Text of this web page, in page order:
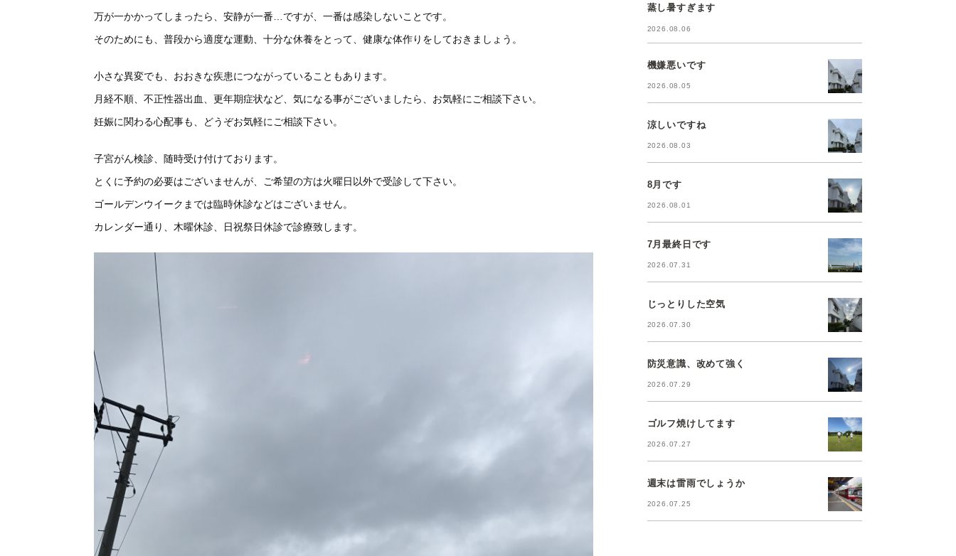
万が一かかってしまったら、安静が一番…ですが、一番は感染しないことです。
そのためにも、普段から適度な運動、十分な休養をとって、健康な体作りをしておきましょう。
小さな異変でも、おおきな疾患につながっていることもあります。
月経不順、不正性器出血、更年期症状など、気になる事がございましたら、お気軽にご相談下さい。
妊娠に関わる心配事も、どうぞお気軽にご相談下さい。
子宮がん検診、随時受け付けております。
とくに予約の必要はございませんが、ご希望の方は火曜日以外で受診して下さい。
ゴールデンウイークまでは臨時休診などはございません。
カレンダー通り、木曜休診、日祝祭日休診で診療致します。
蒸し暑すぎます
2026.08.06
機嫌悪いです
2026.08.05
涼しいですね
2026.08.03
8月です
2026.08.01
7月最終日です
2026.07.31
じっとりした空気
2026.07.30
防災意識、改めて強く
2026.07.29
ゴルフ焼けしてます
2026.07.27
週末は雷雨でしょうか
2026.07.25